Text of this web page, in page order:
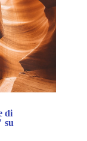
di
su